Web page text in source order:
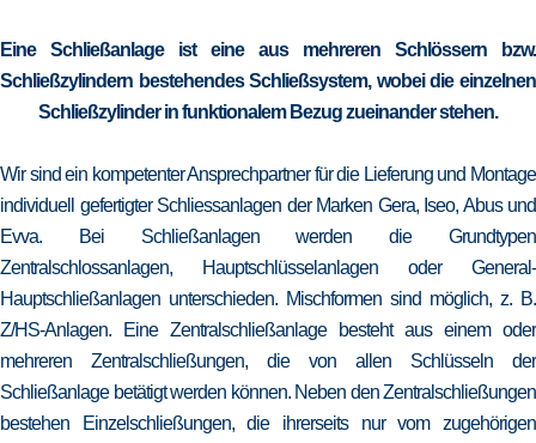
Eine Schließanlage ist eine aus mehreren Schlössern bzw.
Schließzylindern bestehendes Schließsystem, wobei die einzelnen
Schließzylinder in funktionalem Bezug zueinander stehen.
Wir sind ein kompetenter Ansprechpartner für die Lieferung und Montage
individuell gefertigter Schliessanlagen der Marken Gera, Iseo, Abus und
Evva. Bei Schließanlagen werden die Grundtypen
Zentralschlossanlagen, Hauptschlüsselanlagen oder General-
Hauptschließanlagen unterschieden. Mischformen sind möglich, z. B.
Z/HS-Anlagen. Eine Zentralschließanlage besteht aus einem oder
mehreren Zentralschließungen, die von allen Schlüsseln der
Schließanlage betätigt werden können. Neben den Zentralschließungen
bestehen Einzelschließungen, die ihrerseits nur vom zugehörigen